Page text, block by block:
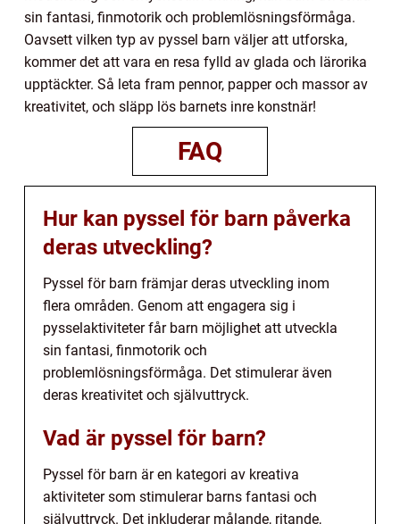
sin fantasi, finmotorik och problemlösningsförmåga.
Oavsett vilken typ av pyssel barn väljer att utforska,
kommer det att vara en resa fylld av glada och lärorika
upptäckter. Så leta fram pennor, papper och massor av
kreativitet, och släpp lös barnets inre konstnär!
FAQ
Hur kan pyssel för barn påverka
deras utveckling?
Pyssel för barn främjar deras utveckling inom
flera områden. Genom att engagera sig i
pysselaktiviteter får barn möjlighet att utveckla
sin fantasi, finmotorik och
problemlösningsförmåga. Det stimulerar även
deras kreativitet och självuttryck.
Vad är pyssel för barn?
Pyssel för barn är en kategori av kreativa
aktiviteter som stimulerar barns fantasi och
självuttryck. Det inkluderar målande, ritande,